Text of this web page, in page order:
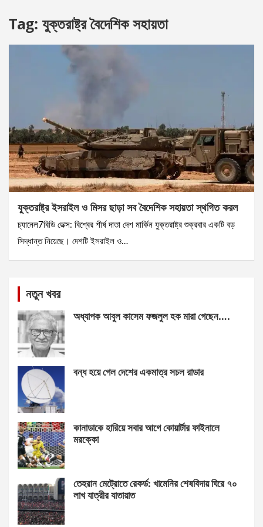
Tag: যুক্তরাষ্ট্র বৈদেশিক সহায়তা
যুক্তরাষ্ট্র ইসরাইল ও মিসর ছাড়া সব বৈদেশিক সহায়তা স্থগিত করল
চ্যানেল7বিডি ডেক্স: বিশ্বের শীর্ষ দাতা দেশ মার্কিন যুক্তরাষ্ট্র শুক্রবার একটি বড়
সিদ্ধান্ত নিয়েছে। দেশটি ইসরাইল ও…
নতুন খবর
অধ্যাপক আবুল কাসেম ফজলুল হক মারা গেছেন….
বন্ধ হয়ে গেল দেশের একমাত্র সচল রাডার
কানাডাকে হারিয়ে সবার আগে কোয়ার্টার ফাইনালে
মরক্কো
তেহরান মেট্রোতে রেকর্ড: খামেনির শেষবিদায় ঘিরে ৭০
লাখ যাত্রীর যাতায়াত